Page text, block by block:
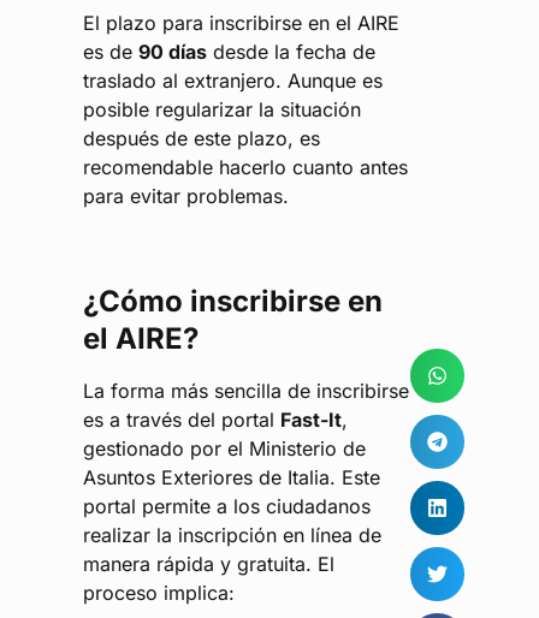
El plazo para inscribirse en el AIRE
es de90 días desde la fecha de
traslado al extranjero. Aunque es
posible regularizar la situación
después de este plazo, es
recomendable hacerlo cuanto antes
para evitar problemas.
¿Cómo inscribirse en
el AIRE?
La forma más sencilla de inscribirse
es a través del portal Fast-It,
gestionado por el Ministerio de
Asuntos Exteriores de Italia. Este
portal permite a los ciudadanos
realizar la inscripción en línea de
manera rápida y gratuita. El
proceso implica: